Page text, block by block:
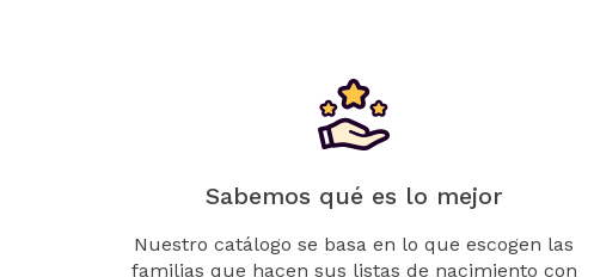
Sabemos qué es lo mejor
Nuestro catálogo se basa en lo que escogen las
familias que hacen sus listas de nacimiento con